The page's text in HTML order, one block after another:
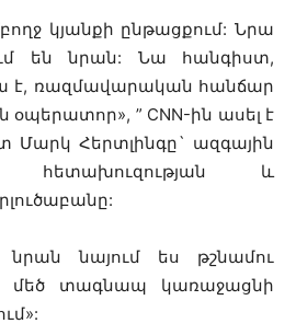
կյանքի ընթացքում: Նրա
են նրան: Նա հանգիստ,
է, ռազմավարական հանճար
” CNN-ին ասել է
Մարկ Հերտլինգը` ազգային
հետախուզության և
նրան նայում ես թշնամու
մեծ տագնապ կառաջացնի